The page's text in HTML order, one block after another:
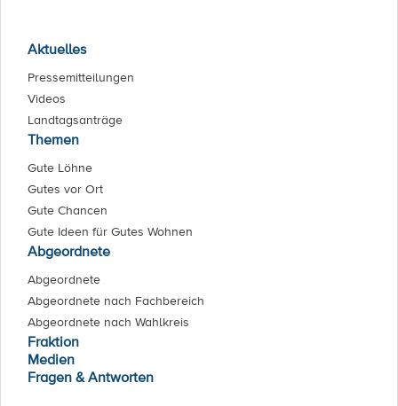
Aktuelles
Pressemitteilungen
Videos
Landtagsanträge
Themen
Gute Löhne
Gutes vor Ort
Gute Chancen
Gute Ideen für Gutes Wohnen
Abgeordnete
Abgeordnete
Abgeordnete nach Fachbereich
Abgeordnete nach Wahlkreis
Fraktion
Medien
Fragen & Antworten